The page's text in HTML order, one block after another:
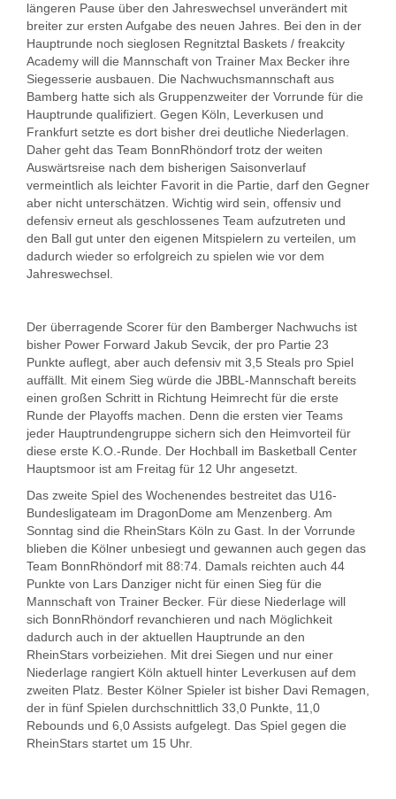
längeren Pause über den Jahreswechsel unverändert mit
breiter zur ersten Aufgabe des neuen Jahres. Bei den in der
Hauptrunde noch sieglosen Regnitztal Baskets / freakcity
Academy will die Mannschaft von Trainer Max Becker ihre
Siegesserie ausbauen. Die Nachwuchsmannschaft aus
Bamberg hatte sich als Gruppenzweiter der Vorrunde für die
Hauptrunde qualifiziert. Gegen Köln, Leverkusen und
Frankfurt setzte es dort bisher drei deutliche Niederlagen.
Daher geht das Team BonnRhöndorf trotz der weiten
Auswärtsreise nach dem bisherigen Saisonverlauf
vermeintlich als leichter Favorit in die Partie, darf den Gegner
aber nicht unterschätzen. Wichtig wird sein, offensiv und
defensiv erneut als geschlossenes Team aufzutreten und
den Ball gut unter den eigenen Mitspielern zu verteilen, um
dadurch wieder so erfolgreich zu spielen wie vor dem
Jahreswechsel.
Der überragende Scorer für den Bamberger Nachwuchs ist
bisher Power Forward Jakub Sevcik, der pro Partie 23
Punkte auflegt, aber auch defensiv mit 3,5 Steals pro Spiel
auffällt. Mit einem Sieg würde die JBBL-Mannschaft bereits
einen großen Schritt in Richtung Heimrecht für die erste
Runde der Playoffs machen. Denn die ersten vier Teams
jeder Hauptrundengruppe sichern sich den Heimvorteil für
diese erste K.O.-Runde. Der Hochball im Basketball Center
Hauptsmoor ist am Freitag für 12 Uhr angesetzt.
Das zweite Spiel des Wochenendes bestreitet das U16-
Bundesligateam im DragonDome am Menzenberg. Am
Sonntag sind die RheinStars Köln zu Gast. In der Vorrunde
blieben die Kölner unbesiegt und gewannen auch gegen das
Team BonnRhöndorf mit 88:74. Damals reichten auch 44
Punkte von Lars Danziger nicht für einen Sieg für die
Mannschaft von Trainer Becker. Für diese Niederlage will
sich BonnRhöndorf revanchieren und nach Möglichkeit
dadurch auch in der aktuellen Hauptrunde an den
RheinStars vorbeiziehen. Mit drei Siegen und nur einer
Niederlage rangiert Köln aktuell hinter Leverkusen auf dem
zweiten Platz. Bester Kölner Spieler ist bisher Davi Remagen,
der in fünf Spielen durchschnittlich 33,0 Punkte, 11,0
Rebounds und 6,0 Assists aufgelegt. Das Spiel gegen die
RheinStars startet um 15 Uhr.